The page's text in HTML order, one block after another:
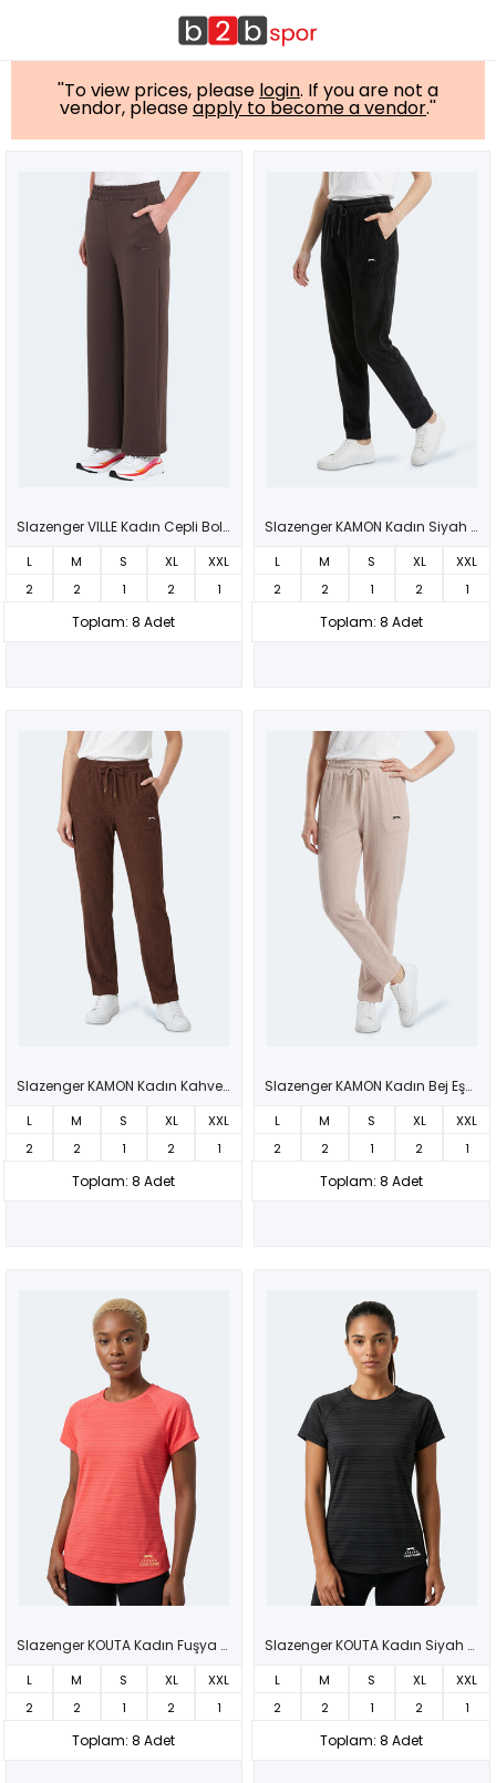
''To view prices, please login. If you are not a
vendor, pleaseapply to become a vendor.''
Slazenger VILLE Kadın Cepli Bol Paça Koyu Kahve Eşofman Altı
L M S XL
XXL
2
2 1 2 1
Toplam: 8 Adet
Slazenger KAMON Kadın Siyah Eşofman Altı
L M S XL
XXL
2
2 1 2 1
Toplam: 8 Adet
Slazenger KAMON Kadın Kahve Eşofman Altı
L M S XL
XXL
2
2 1 2 1
Toplam: 8 Adet
Slazenger KAMON Kadın Bej Eşofman Altı
L M S XL
XXL
2
2 1 2 1
Toplam: 8 Adet
Slazenger KOUTA Kadın Fuşya Tişört
L M S XL
XXL
2
2 1 2 1
Toplam: 8 Adet
Slazenger KOUTA Kadın Siyah Tişört
L M S XL
XXL
2
2 1 2 1
Toplam: 8 Adet